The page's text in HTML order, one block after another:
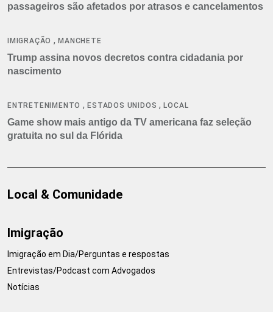
passageiros são afetados por atrasos e cancelamentos
IMIGRAÇÃO ,MANCHETE
Trump assina novos decretos contra cidadania por
nascimento
ENTRETENIMENTO ,ESTADOS UNIDOS ,LOCAL
Game show mais antigo da TV americana faz seleção
gratuita no sul da Flórida
Local & Comunidade
Imigração
Imigração em Dia/Perguntas e respostas
Entrevistas/Podcast com Advogados
Notícias